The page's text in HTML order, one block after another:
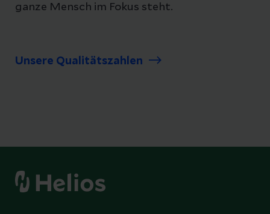
ganze Mensch im Fokus steht.
Unsere Qualitätszahlen